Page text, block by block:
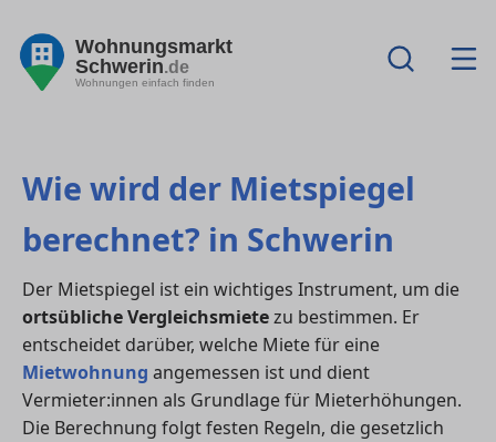
Wohnungsmarkt
Schwerin.de
Wohnungen einfach finden
Wie wird der Mietspiegel
berechnet? in Schwerin
Der Mietspiegel ist ein wichtiges Instrument, um die
ortsübliche Vergleichsmietezu bestimmen. Er
entscheidet darüber, welche Miete für eine
Mietwohnung angemessen ist und dient
Vermieter:innen als Grundlage für Mieterhöhungen.
Die Berechnung folgt festen Regeln, die gesetzlich